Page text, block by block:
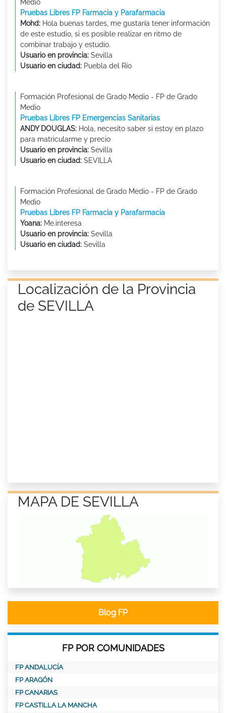
Medio
Pruebas Libres FP Farmacia y Parafarmacia
Mohd: Hola buenas tardes, me gustaría tener información
de este estudio, si es posible realizar en ritmo de
combinar trabajo y estudio.
Usuario en provincia: Sevilla
Usuario en ciudad: Puebla del Río
Formación Profesional de Grado Medio - FP de Grado
Medio
Pruebas Libres FP Emergencias Sanitarias
ANDY DOUGLAS: Hola, necesito saber si estoy en plazo
para matricularme y precio
Usuario en provincia: Sevilla
Usuario en ciudad: SEVILLA
Formación Profesional de Grado Medio - FP de Grado
Medio
Pruebas Libres FP Farmacia y Parafarmacia
Yoana: Me.interesa
Usuario en provincia: Sevilla
Usuario en ciudad: Sevilla
Localización de la Provincia
de SEVILLA
MAPA DE SEVILLA
Blog FP
FP POR COMUNIDADES
FP ANDALUCÍA
FP ARAGÓN
FP CANARIAS
FP CASTILLA LA MANCHA